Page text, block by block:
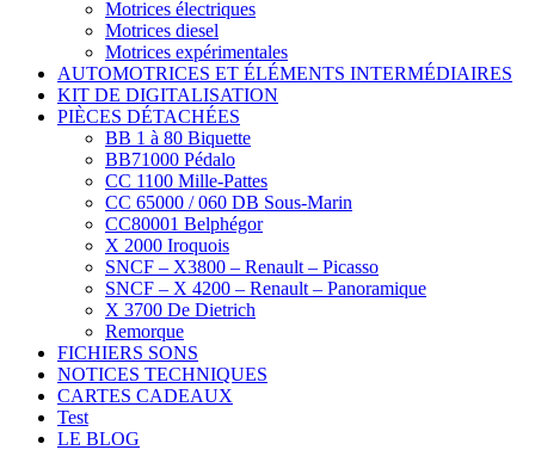
Motrices électriques
Motrices diesel
Motrices expérimentales
AUTOMOTRICES ET ÉLÉMENTS INTERMÉDIAIRES
KIT DE DIGITALISATION
PIÈCES DÉTACHÉES
BB 1 à 80 Biquette
BB71000 Pédalo
CC 1100 Mille-Pattes
CC 65000 / 060 DB Sous-Marin
CC80001 Belphégor
X 2000 Iroquois
SNCF – X3800 – Renault – Picasso
SNCF – X 4200 – Renault – Panoramique
X 3700 De Dietrich
Remorque
FICHIERS SONS
NOTICES TECHNIQUES
CARTES CADEAUX
Test
LE BLOG